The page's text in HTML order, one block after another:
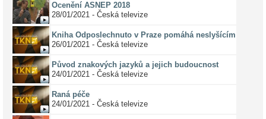
Ocenění ASNEP 2018
28/01/2021 - Česká televize
Kniha Odposlechnuto v Praze pomáhá neslyšícím
26/01/2021 - Česká televize
Původ znakových jazyků a jejich budoucnost
24/01/2021 - Česká televize
Raná péče
24/01/2021 - Česká televize